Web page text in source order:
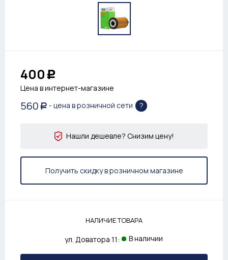
400 Р
Цена в интернет-магазине
560 Р - цена в розничной сети ?
Нашли дешевле? Снизим цену!
Получить скидку в розничном магазине
НАЛИЧИЕ ТОВАРА
ул. Доватора 11: В наличии